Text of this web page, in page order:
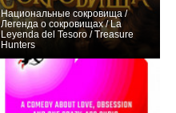
Национальные сокровища /
Легенда о сокровищах / La
Leyenda del Tesoro / Treasure
Hunters